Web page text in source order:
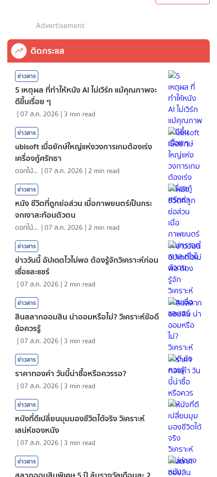
Advertisement
ติดกระแส
ข่าวสาร
5 เหตุผล ที่ทำให้หนัง AI ไม่เวิร์ก แม้คุณภาพจะ
ดีขึ้นเรื่อย ๆ
|07 ส.ค. 2026 | 3 min read
ข่าวสาร
ubisoft เมื่อยักษ์ใหญ่แห่งวงการเกมต้องเร่ง
เครื่องกู้ศรัทธา
ดอกไม้กับสายน้ำ |07 ส.ค. 2026 | 2 min read
ข่าวสาร
หนัง ชีวิตที่ถูกย่อส่วน เมื่อภาพยนตร์เป็นกระ
จกเงาสะท้อนตัวตน
ดอกไม้กับสายน้ำ |07 ส.ค. 2026 | 2 min read
ข่าวสาร
ข่าววันนี้ อัปเดตไวไม่พอ ต้องรู้จักวิเคราะห์ก่อน
เชื่อและแชร์
|07 ส.ค. 2026 | 2 min read
ข่าวสาร
สินสลากออมสิน น่าออมหรือไม่? วิเคราะห์ข้อดี
ข้อควรรู้
|07 ส.ค. 2026 | 3 min read
ข่าวสาร
ราคาทองคํา วันนี้น่าซื้อหรือควรรอ?
|07 ส.ค. 2026 | 3 min read
ข่าวสาร
หนังที่ดีเปลี่ยนมุมมองชีวิตได้จริง วิเคราะห์
เสน่ห์ของหนัง
|07 ส.ค. 2026 | 3 min read
ข่าวสาร